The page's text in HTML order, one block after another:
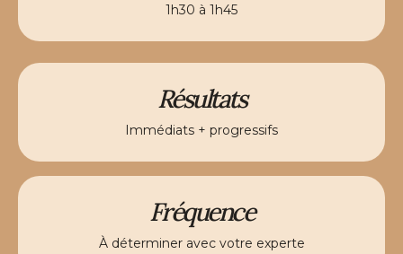
1h30 à 1h45
Résultats
Immédiats + progressifs
Fréquence
À déterminer avec votre experte